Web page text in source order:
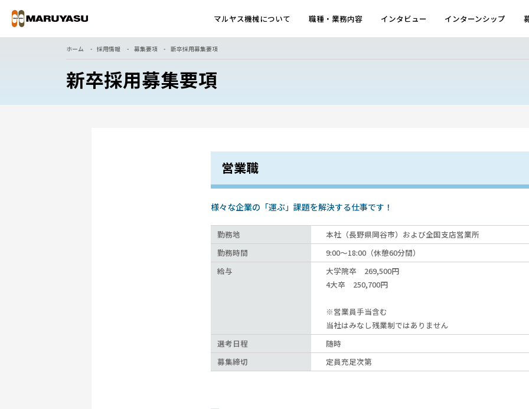
マルヤス機械について 職種・業務内容 インタビュー インターンシップ
ホーム 採用情報 募集要項 新卒採用募集要項
新卒採用募集要項
営業職
様々な企業の「運ぶ」課題を解決する仕事です！
勤務地
本社（長野県岡谷市）および全国支店営業所
勤務時間
9:00〜18:00（休憩60分間）
給与
大学院卒 269,500円
4大卒 250,700円
※営業員手当含む
当社はみなし残業制ではありません
選考日程
随時
募集締切
定員充足次第